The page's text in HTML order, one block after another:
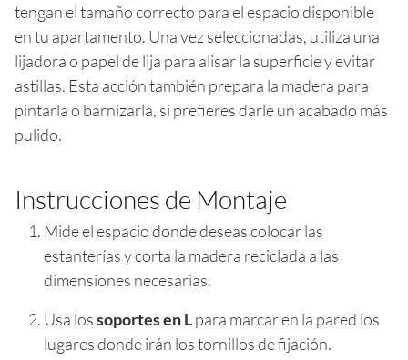
tengan el tamaño correcto para el espacio disponible
en tu apartamento. Una vez seleccionadas, utiliza una
lijadora o papel de lija para alisar la superficie y evitar
astillas. Esta acción también prepara la madera para
pintarla o barnizarla, si prefieres darle un acabado más
pulido.
Instrucciones de Montaje
Mide el espacio donde deseas colocar las
estanterías y corta la madera reciclada a las
dimensiones necesarias.
Usa lossoportes en Lpara marcar en la pared los
lugares donde irán los tornillos de fijación.